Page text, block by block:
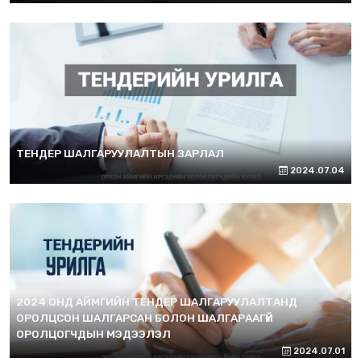
ТЕНДЕР ШАЛГАРУУЛАЛТЫН ЗАРЛАЛ
2024.07.04
2024 ОНД АЙМГИЙН ТЕНДЕР ШАЛГАРУУЛАЛТАНД
ОРОЛЦСОН ШАЛГАРСАН БОЛОН ШАЛГАРААГҮЙ
ОРОЛЦОГЧДЫН МЭДЭЭЛЭЛ
2024.07.01